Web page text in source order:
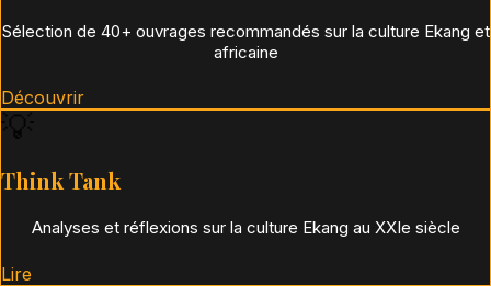
Sélection de 40+ ouvrages recommandés sur la culture Ekang et
africaine
Découvrir
Think Tank
Analyses et réflexions sur la culture Ekang au XXIe siècle
Lire